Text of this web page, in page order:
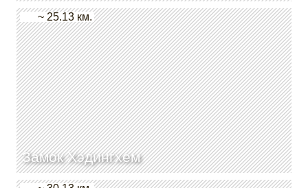
Замок Хэдингхем
~ 25.13 км.